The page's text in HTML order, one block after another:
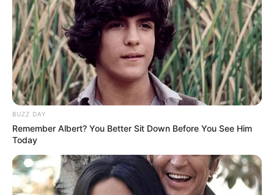
1 Zwiebel
2 Eier (oder Leinsamen-Ei für die vegane
Variante)
4 EL Mehl oder Haferflocken
Öl zum Braten
Zubereitung Schritt für
BUZZ DAY
Remember Albert? You Better Sit Down Before You See Him
Today